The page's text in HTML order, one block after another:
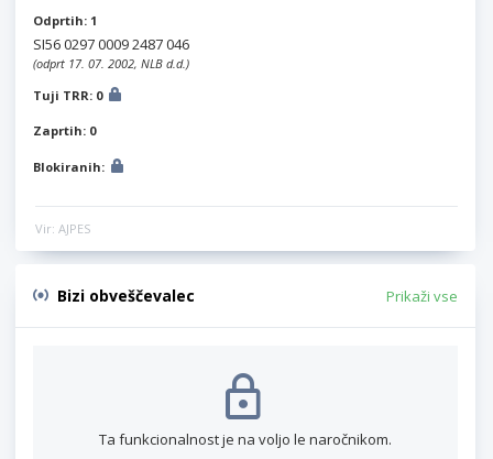
Odprtih: 1
SI56 0297 0009 2487 046
(odprt 17. 07. 2002, NLB d.d.)
Tuji TRR: 0
Zaprtih: 0
Blokiranih:
Vir: AJPES
Bizi obveščevalec Prikaži vse
Ta funkcionalnost je na voljo le naročnikom.